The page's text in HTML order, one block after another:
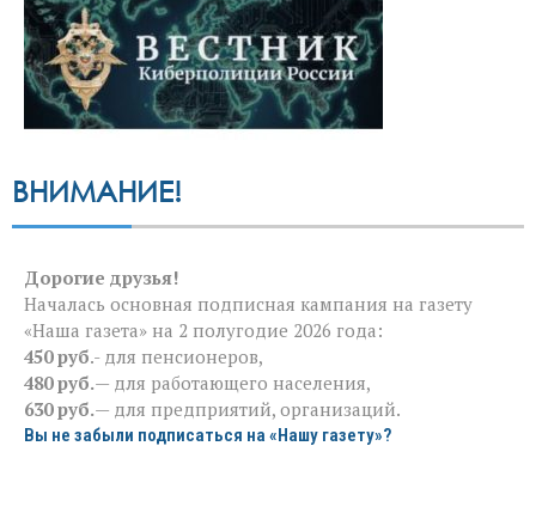
ВНИМАНИЕ!
Дорогие друзья!
Началась основная подписная кампания на газету
«Наша газета» на 2 полугодие 2026 года:
450 руб.- для пенсионеров,
480 руб.— для работающего населения,
630 руб.— для предприятий, организаций.
Вы не забыли подписаться на «Нашу газету»?